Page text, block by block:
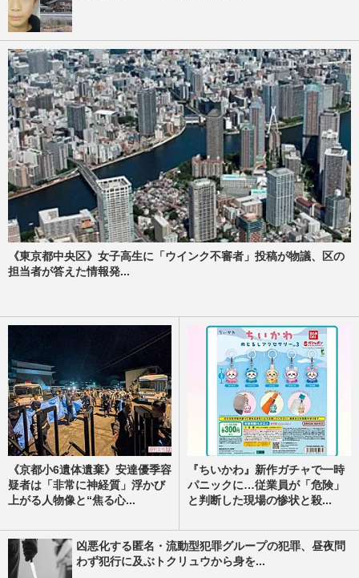
《東京都中央区》女子高生に「ウインク不審者」投稿が物議、区の
担当者が答えた情報発...
《京都小6遺体遺棄》安達優季容
疑者は「非常に神経質」浮かび
上がる人物像と“焦る心...
『ちいかわ』新作ガチャで一時
パニックに…従業員が「危険」
と判断した現場の惨状と殺...
凶悪化する匿名・流動型犯罪グループの犯罪、昼夜問
わず犯行に及ぶトクリュウから身を...